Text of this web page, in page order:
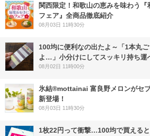
関西限定！和歌山の恵みを味わう
フェア』全商品徹底紹介
08月03日 11時30分
100均に便利なの出たよ～「1本丸
よ…」小分けにしてスッキリ持ち運
08月02日 11時00分
氷結®mottainai 富良野メロンがセ
新登場！
08月03日 11時30分
1枚22円って衝撃…100均で買える